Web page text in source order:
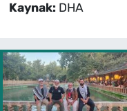
Kaynak: DHA